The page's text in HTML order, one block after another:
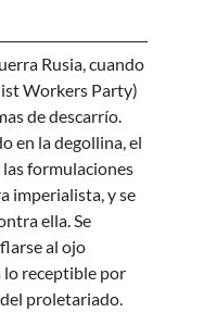
Rusia, cuando
Workers Party)
de descarrío.
en la degollina, el
las formulaciones
imperialista, y se
ella. Se
al ojo
lo receptible por
proletariado.